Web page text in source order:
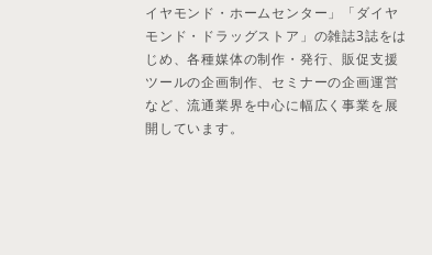
イヤモンド・ホームセンター」「ダイヤ
モンド・ドラッグストア」の雑誌3誌をは
じめ、各種媒体の制作・発行、販促支援
ツールの企画制作、セミナーの企画運営
など、流通業界を中心に幅広く事業を展
開しています。